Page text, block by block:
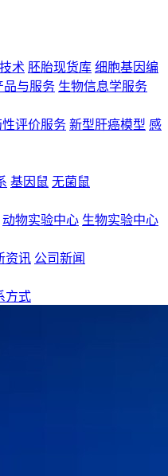
术 胚胎现货库 细胞基因编
品与服务 生物信息学服务
性评价服务 新型肝癌模型 感
基因鼠 无菌鼠
动物实验中心 生物实验中心
资讯 公司新闻
方式